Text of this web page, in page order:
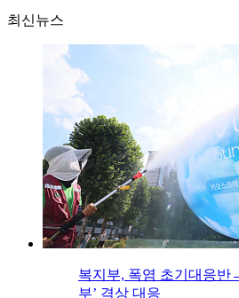
최신뉴스
복지부, 폭염 초기대응반
부’ 격상 대응